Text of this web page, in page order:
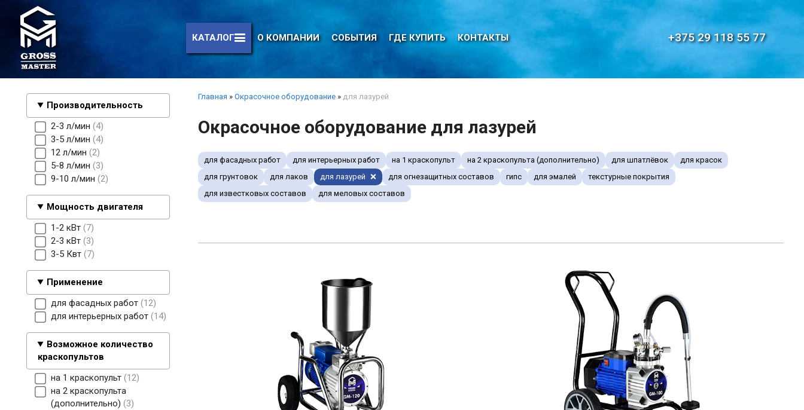
КАТАЛОГ О КОМПАНИИ СОБЫТИЯ ГДЕ КУПИТЬ КОНТАКТЫ +375 29 118 55 77
Производительность
2-3 л/мин 4
3-5 л/мин 4
12 л/мин 2
5-8 л/мин
3
9-10 л/мин 2
Мощность двигателя
1-2 кВт 7
2-3 кВт 3
3-5 Квт 7
Применение
для фасадных работ 12
для интерьерных работ 14
Возможное количество
краскопультов
на 1 краскопульт 12
на 2 краскопульта
(дополнительно)
3
Главная » Окрасочное оборудование » для лазурей
Окрасочное оборудование для лазурей
для фасадных работ для интерьерных работ на 1 краскопульт на 2 краскопульта (дополнительно) для шпатлёвок
для красок
для грунтовок
для лаков для лазурей для огнезащитных составов гипс для эмалей
текстурные покрытия
для известковых составов
для меловых составов